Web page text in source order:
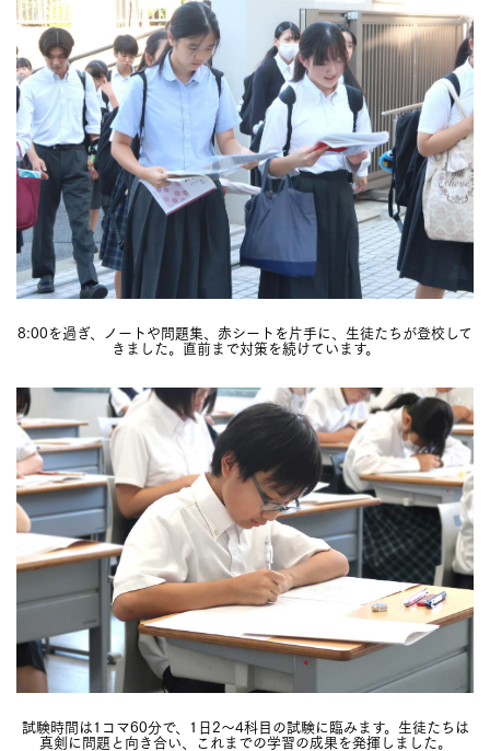
8:00を過ぎ、ノートや問題集、赤シートを片手に、生徒たちが登校して
きました。直前まで対策を続けています。
試験時間は1コマ60分で、1日2～4科目の試験に臨みます。生徒たちは
真剣に問題と向き合い、これまでの学習の成果を発揮しました。